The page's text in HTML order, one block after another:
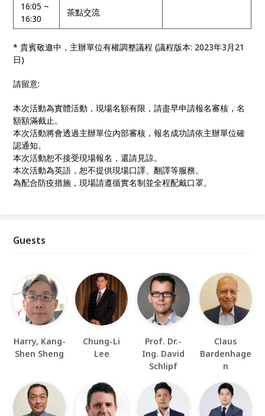
16:05 ~
16:30
茶點交流
* 貴賓敬邀中，主辦單位有權調整議程 (議程版本: 2023年3月21
日)
請留意:
本次活動為實體活動，現場名額有限，請盡早申請報名審核，名
額額滿截止。
本次活動將會透過主辦單位內部審核，報名成功請依主辦單位確
認通知。
本次活動恕不接受現場報名，還請見諒。
本次活動為英語，恕不提供現場口譯、翻譯等服務。
為配合防疫措施，現場請遵循實名制並全程配戴口罩。
Guests
Harry, Kang-
Shen Sheng
Chung-Li
Lee
Prof. Dr.-
Ing. David
Schlipf
Claus
Bardenhage
n